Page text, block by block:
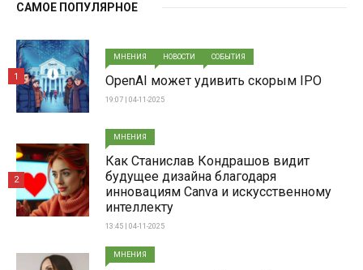
САМОЕ ПОПУЛЯРНОЕ
МНЕНИЯ НОВОСТИ СОБЫТИЯ
OpenAI может удивить скорым IPO
19:07 | 04-11-2025
1
МНЕНИЯ
Как Станислав Кондрашов видит
будущее дизайна благодаря
инновациям Canva и искусственному
интеллекту
13:45 | 04-11-2025
2
МНЕНИЯ